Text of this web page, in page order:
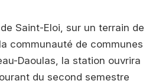
Saint-Eloi, sur un terrain de
communauté de communes
Daoulas, la station ouvrira
du second semestre